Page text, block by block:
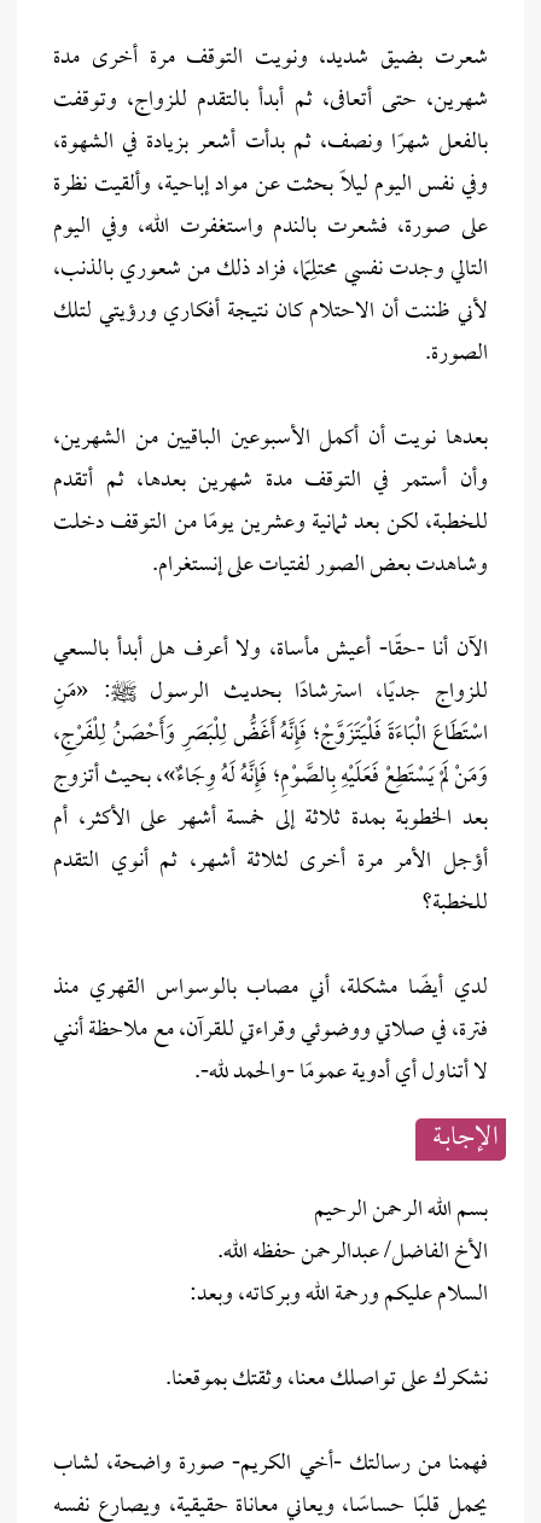
شعرت بضيق شديد، ونويت التوقف مرة أخرى مدة
شهرين، حتى أتعافى، ثم أبدأ بالتقدم للزواج، وتوقفت
بالفعل شهرًا ونصف، ثم بدأت أشعر بزيادة في الشهوة،
وفي نفس اليوم ليلًا بحثت عن مواد إباحية، وألقيت نظرة
على صورة، فشعرت بالندم واستغفرت الله، وفي اليوم
التالي وجدت نفسي محتلِمًا، فزاد ذلك من شعوري بالذنب،
لأني ظننت أن الاحتلام كان نتيجة أفكاري ورؤيتي لتلك
الصورة.
بعدها نويت أن أكمل الأسبوعين الباقيين من الشهرين،
وأن أستمر في التوقف مدة شهرين بعدها، ثم أتقدم
للخطبة، لكن بعد ثمانية وعشرين يومًا من التوقف دخلت
وشاهدت بعض الصور لفتيات على إنستغرام.
الآن أنا -حقًا- أعيش مأساة، ولا أعرف هل أبدأ بالسعي
للزواج جديًا، استرشادًا بحديث الرسول ﷺ: «مَنِ
اسْتَطَاعَ الْبَاءَةَ فَلْيَتَزَوَّجْ؛ فَإِنَّهُ أَغَضُّ لِلْبَصَرِ وَأَحْصَنُ لِلْفَرْجِ،
وَمَنْ لَمْ يَسْتَطِعْ فَعَلَيْهِ بِالصَّوْمِ؛ فَإِنَّهُ لَهُ وِجَاءٌ»، بحيث أتزوج
بعد الخطوبة بمدة ثلاثة إلى خمسة أشهر على الأكثر، أم
أؤجل الأمر مرة أخرى لثلاثة أشهر، ثم أنوي التقدم
للخطبة؟
لدي أيضًا مشكلة، أني مصاب بالوسواس القهري منذ
فترة، في صلاتي ووضوئي وقراءتي للقرآن، مع ملاحظة أنني
لا أتناول أي أدوية عمومًا -والحمد لله-.
الإجابــة
بسم الله الرحمن الرحيم
الأخ الفاضل/ عبدالرحمن حفظه الله.
السلام عليكم ورحمة الله وبركاته، وبعد:
نشكرك على تواصلك معنا، وثقتك بموقعنا.
فهمنا من رسالتك -أخي الكريم- صورة واضحة، لشاب
يحمل قلبًا حساسًا، ويعاني معاناة حقيقية، ويصارع نفسه